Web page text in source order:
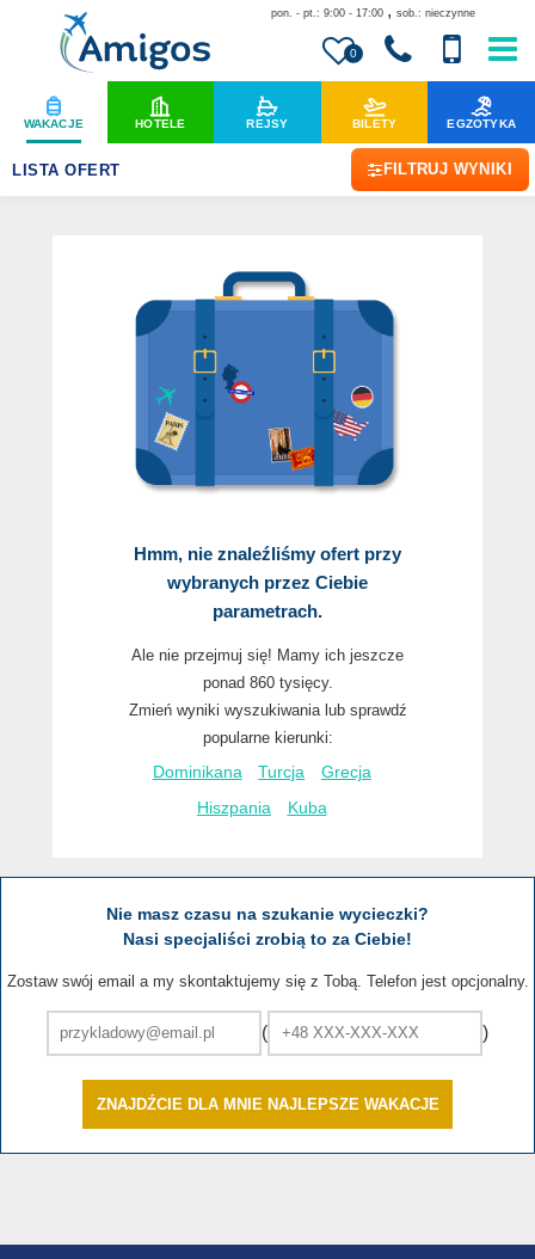
0
pon. - pt.: 9:00 - 17:00 , sob.: nieczynne
WAKACJE HOTELE REJSY BILETY EGZOTYKA
LISTA OFERT FILTRUJ WYNIKI
Hmm, nie znaleźliśmy ofert przy
wybranych przez Ciebie
parametrach.
Ale nie przejmuj się! Mamy ich jeszcze
ponad 860 tysięcy.
Zmień wyniki wyszukiwania lub sprawdź
popularne kierunki:
Dominikana
Turcja Grecja
Hiszpania Kuba
Nie masz czasu na szukanie wycieczki?
Nasi specjaliści zrobią to za Ciebie!
Zostaw swój email a my skontaktujemy się z Tobą. Telefon jest opcjonalny.
( )
ZNAJDŹCIE DLA MNIE NAJLEPSZE WAKACJE